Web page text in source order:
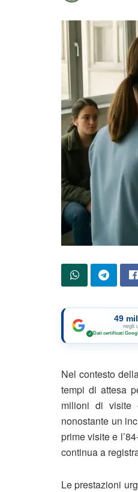
49
negli
✓ Dati certificati
Nel contesto
tempi di attesa
milioni di visite
nonostante un
prime visite e
continua a
Le prestazioni